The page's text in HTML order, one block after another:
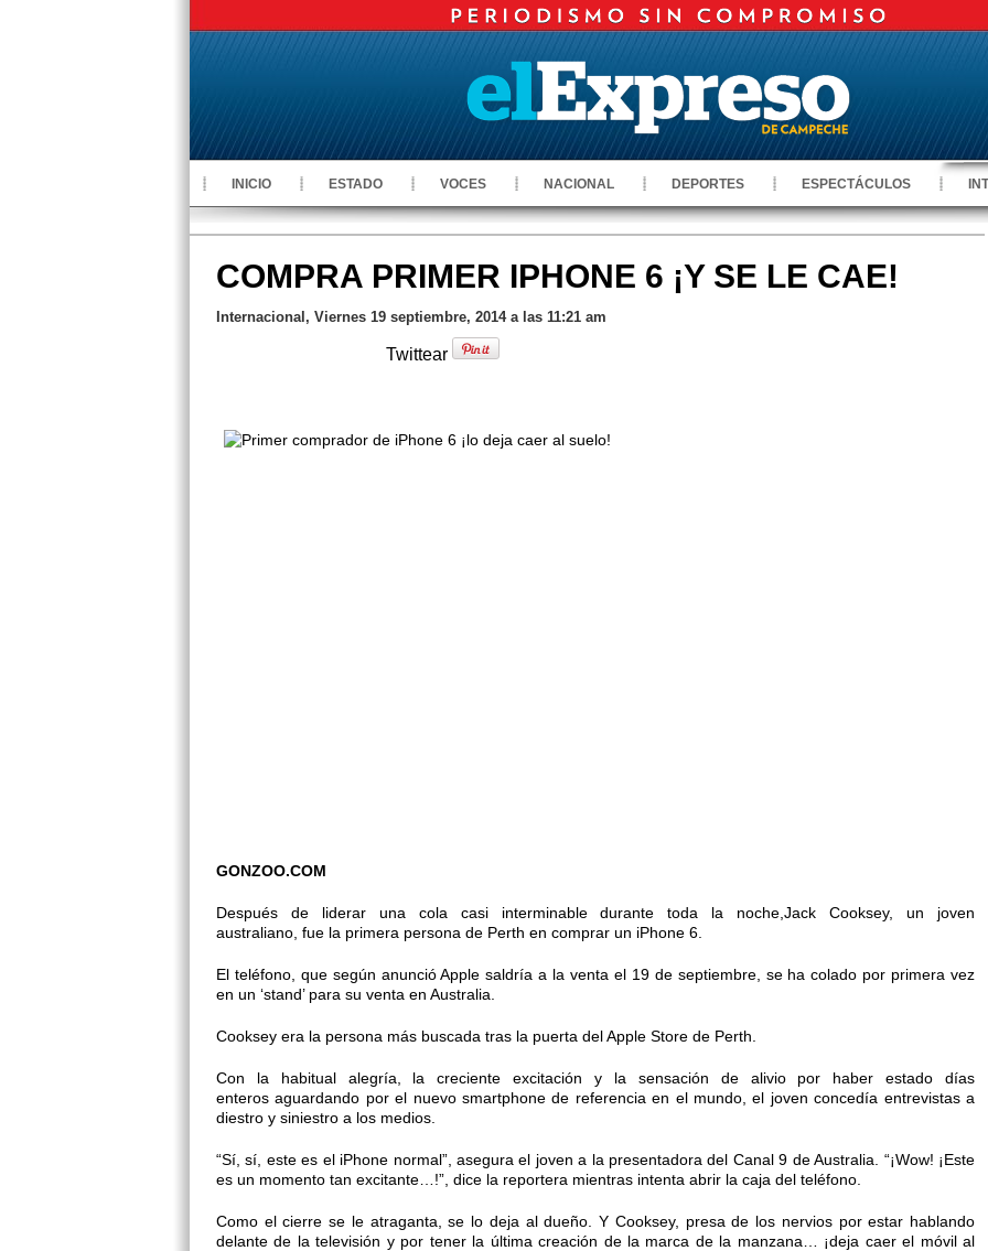
INICIO ESTADO VOCES NACIONAL DEPORTES ESPECTÁCULOS
COMPRA PRIMER IPHONE 6 ¡Y SE LE CAE!
Internacional, Viernes 19 septiembre, 2014 a las 11:21 am
Twittear
GONZOO.COM
Después de liderar una cola casi interminable durante toda la noche,Jack Cooksey, un joven
australiano, fue la primera persona de Perth en comprar un iPhone 6.
El teléfono, que según anunció Apple saldría a la venta el 19 de septiembre, se ha colado por primera vez
en un ‘stand’ para su venta en Australia.
Cooksey era la persona más buscada tras la puerta del Apple Store de Perth.
Con la habitual alegría, la creciente excitación y la sensación de alivio por haber estado días
enteros aguardando por el nuevo smartphone de referencia en el mundo, el joven concedía entrevistas a
diestro y siniestro a los medios.
“Sí, sí, este es el iPhone normal”, asegura el joven a la presentadora del Canal 9 de Australia. “¡Wow! ¡Este
es un momento tan excitante…!”, dice la reportera mientras intenta abrir la caja del teléfono.
Como el cierre se le atraganta, se lo deja al dueño. Y Cooksey, presa de los nervios por estar hablando
delante de la televisión y por tener la última creación de la marca de la manzana… ¡deja caer el móvil al